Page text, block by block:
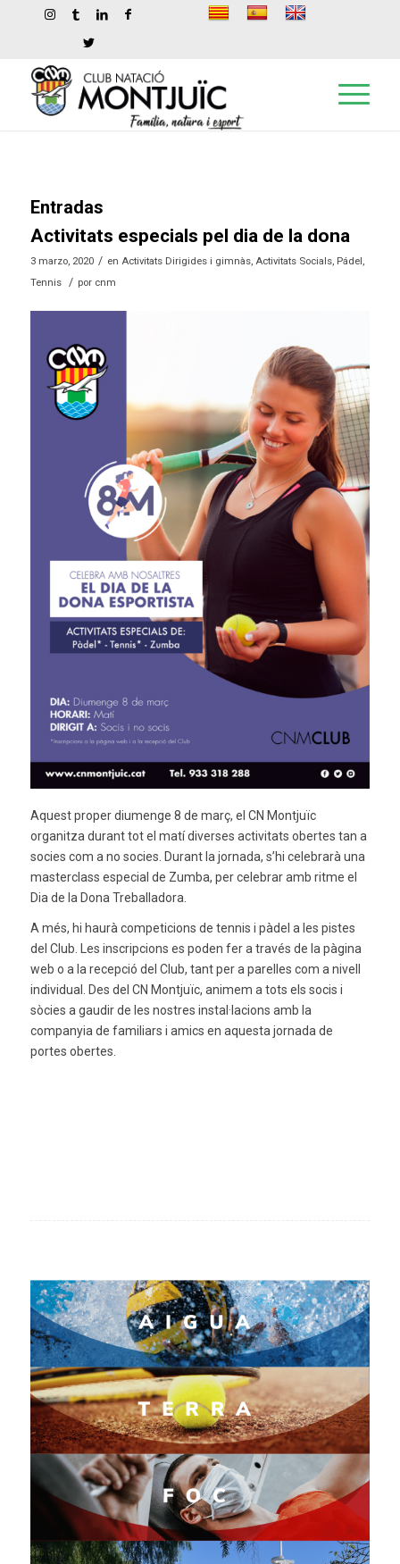
Entradas
Activitats especials pel dia de la dona
3 marzo, 2020 / en Activitats Dirigides i gimnàs, Activitats Socials, Pádel,
Tennis
/ por cnm
Aquest proper diumenge 8 de març, el CN Montjuïc
organitza durant tot el matí diverses activitats obertes tan a
socies com a no socies. Durant la jornada, s’hi celebrarà una
masterclass especial de Zumba, per celebrar amb ritme el
Dia de la Dona Treballadora.
A més, hi haurà competicions de tennis i pàdel a les pistes
del Club. Les inscripcions es poden fer a través de la pàgina
web o a la recepció del Club, tant per a parelles com a nivell
individual. Des del CN Montjuïc, animem a tots els socis i
sòcies a gaudir de les nostres instal·lacions amb la
companyia de familiars i amics en aquesta jornada de
portes obertes.